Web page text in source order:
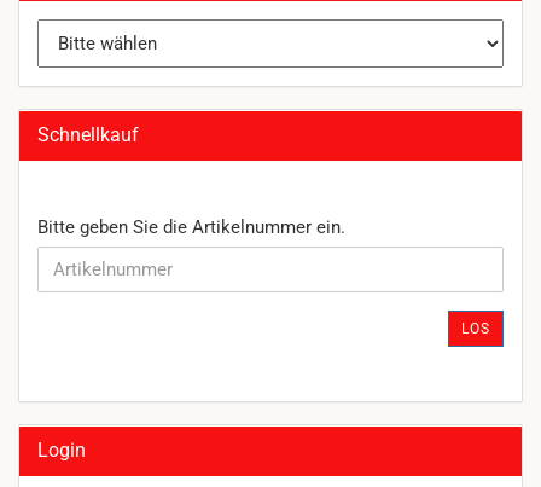
Schnellkauf
BITTE
GEBEN
SIE
Bitte geben Sie die Artikelnummer ein.
LOS
Login